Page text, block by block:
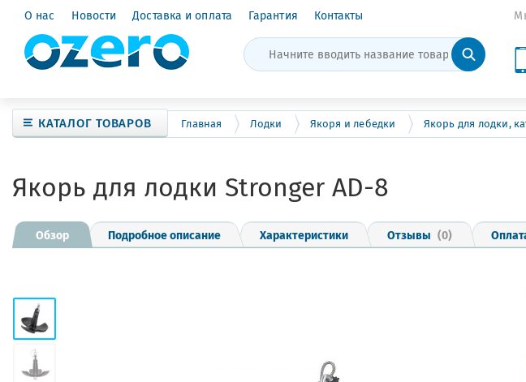
О нас Новости Доставка и оплата Гарантия Контакты
КАТАЛОГ ТОВАРОВ Главная Лодки Якоря и лебедки Якорь для лодки,
Якорь для лодки Stronger AD-8
Обзор Подробное описание Характеристики Отзывы (0)